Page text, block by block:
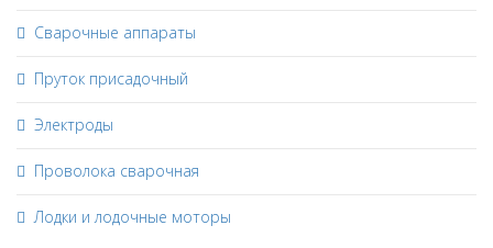
Сварочные аппараты
Пруток присадочный
Электроды
Проволока сварочная
Лодки и лодочные моторы